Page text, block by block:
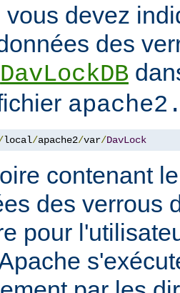
vous devez
des
DavLockDB
local/apache2/var/DavLock
contenant
des verrous
pour